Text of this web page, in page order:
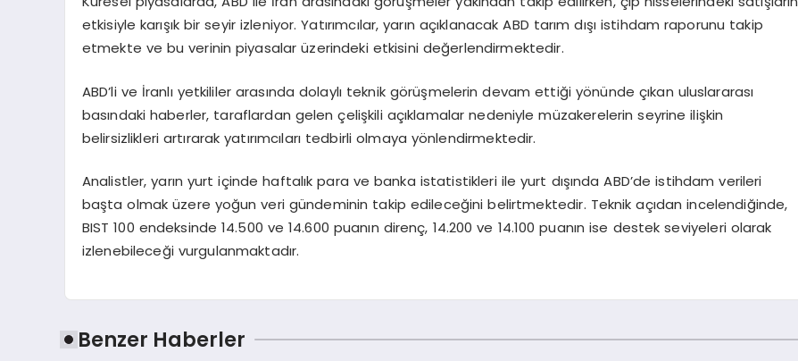
etkisiyle karışık bir seyir izleniyor. Yatırımcılar, yarın açıklanacak ABD tarım dışı istihdam raporunu takip
etmekte ve bu verinin piyasalar üzerindeki etkisini değerlendirmektedir.
ABD’li ve İranlı yetkililer arasında dolaylı teknik görüşmelerin devam ettiği yönünde çıkan uluslararası
basındaki haberler, taraflardan gelen çelişkili açıklamalar nedeniyle müzakerelerin seyrine ilişkin
belirsizlikleri artırarak yatırımcıları tedbirli olmaya yönlendirmektedir.
Analistler, yarın yurt içinde haftalık para ve banka istatistikleri ile yurt dışında ABD’de istihdam verileri
başta olmak üzere yoğun veri gündeminin takip edileceğini belirtmektedir. Teknik açıdan incelendiğinde,
BIST 100 endeksinde 14.500 ve 14.600 puanın direnç, 14.200 ve 14.100 puanın ise destek seviyeleri olarak
izlenebileceği vurgulanmaktadır.
Benzer Haberler